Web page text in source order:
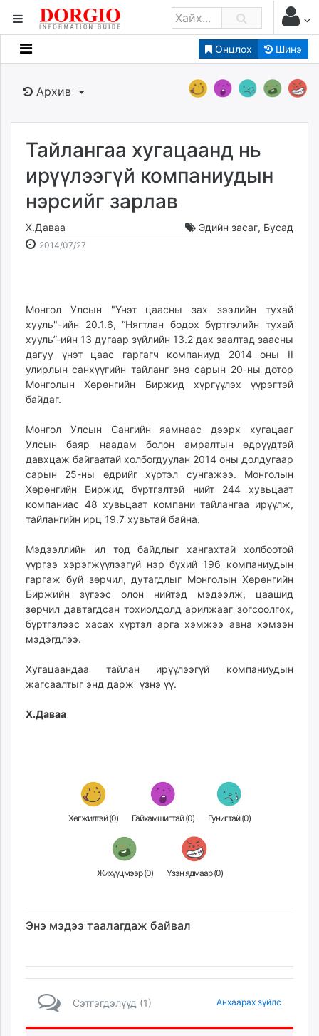
Онцлох Шинэ
Мэдээллийн
Банк санхүү
Бизнес ААН
Төрийн
dorgio.mn
Gogo.mn
caak.mn
tovch.mn
ikon.mn
mnb.mn
Livetv.mn
Eguur.mn
24tsag.mn
eagle.mn
ergelt.mn
zarig.mn
today.mn
zuv.mn
mminfo.mn
ugluu.mn
urlag.mn
unen.mn
asu.mn
shudarga.mn
shuurhai.mn
isee.mn
mglradio.com
itoim.mn
tvmongolia.mn
unread.today
Архив
Тайлангаа хугацаанд нь
ирүүлээгүй компаниудын
нэрсийг зарлав
Х.Даваа Эдийн засаг, Бусад
2014/07/27
Монгол Улсын "Үнэт цаасны зах зээлийн тухай
хууль"-ийн 20.1.6, “Нягтлан бодох бүртгэлийн тухай
хууль”-ийн 13 дугаар зүйлийн 13.2 дах заалтад заасны
дагуу үнэт цаас гаргагч компаниуд 2014 оны II
улирлын санхүүгийн тайланг энэ сарын 20-ны дотор
Монголын Хөрөнгийн Биржид хүргүүлэх үүрэгтэй
байдаг.
Монгол Улсын Сангийн яамнаас дээрх хугацааг
Улсын баяр наадам болон амралтын өдрүүдтэй
давхцаж байгаатай холбогдуулан 2014 оны долдугаар
сарын 25-ны өдрийг хүртэл сунгажээ. Монголын
Хөрөнгийн Биржид бүртгэлтэй нийт 244 хувьцаат
компаниас 48 хувьцаат компани тайлангаа ирүүлж,
тайлангийн ирц 19.7 хувьтай байна.
Мэдээллийн ил тод байдлыг хангахтай холбоотой
үүргээ хэрэгжүүлээгүй нэр бүхий 196 компаниудын
гаргаж буй зөрчил, дутагдлыг Монголын Хөрөнгийн
Биржийн зүгээс олон нийтэд мэдээлж, цаашид
зөрчил давтагдсан тохиолдолд арилжааг зогсоолгох,
бүртгэлээс хасах хүртэл арга хэмжээ авна хэмээн
мэдэгдлээ.
Хугацаандаа тайлан ирүүлээгүй компаниудын
жагсаалтыг энд дарж үзнэ үү.
Х.Даваа
Хөгжилтэй (0) Гайхамшигтай (0) Гунигтай (0)
Жихүүцмээр (0) Үзэн ядмаар (0)
Энэ мэдээ таалагдаж байвал
Сэтгэгдэлүүд (1) Анхаарах зүйлс